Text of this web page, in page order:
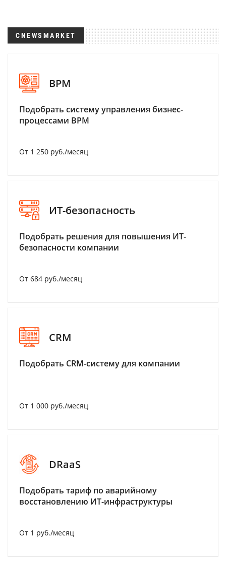
CNEWSMARKET
BPM
Подобрать систему управления бизнес-
процессами BPM
От 1 250 руб./месяц
ИТ-безопасность
Подобрать решения для повышения ИТ-
безопасности компании
От 684 руб./месяц
CRM
Подобрать CRM-систему для компании
От 1 000 руб./месяц
DRaaS
Подобрать тариф по аварийному
восстановлению ИТ-инфраструктуры
От 1 руб./месяц